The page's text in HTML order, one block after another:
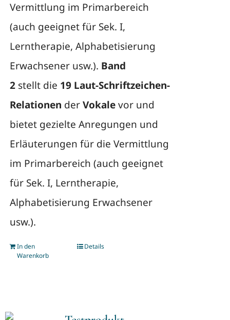
Vermittlung im Primarbereich
(auch geeignet für Sek. I,
Lerntherapie, Alphabetisierung
Erwachsener usw.). Band
2stellt die 19 Laut-Schriftzeichen-
Relationen derVokalevor und
bietet gezielte Anregungen und
Erläuterungen für die Vermittlung
im Primarbereich (auch geeignet
für Sek. I, Lerntherapie,
Alphabetisierung Erwachsener
usw.).
In den
Warenkorb
Details